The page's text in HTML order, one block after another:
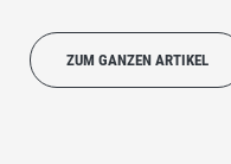
ZUM GANZEN ARTIKEL